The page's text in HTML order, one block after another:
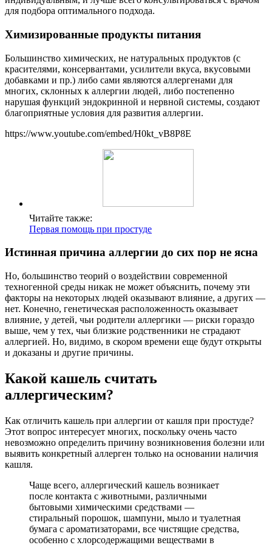
для подбора оптимального подхода.
Химизированные продукты питания
Большинство химических, не натуральных продуктов (с
красителями, консервантами, усилители вкуса, вкусовыми
добавками и пр.) либо сами являются аллергенами для
многих, склонных к аллергии людей, либо постепенно
нарушая функций эндокринной и нервной системы, создают
благоприятные условия для развития аллергии.
https://www.youtube.com/embed/H0kt_vB8P8E
Читайте также:
Первая помощь при простуде
Истинная причина аллергии до сих пор не ясна
Но, большинство теорий о воздействии современной
техногенной среды никак не может объяснить, почему эти
факторы на некоторых людей оказывают влияние, а других —
нет. Конечно, генетическая расположенность оказывает
влияние, у детей, чьи родители аллергики — риски гораздо
выше, чем у тех, чьи близкие родственники не страдают
аллергией. Но, видимо, в скором времени еще будут открыты
и доказаны и другие причины.
Какой кашель считать
аллергическим?
Как отличить кашель при аллергии от кашля при простуде?
Этот вопрос интересует многих, поскольку очень часто
невозможно определить причину возникновения болезни или
выявить конкретный аллерген только на основании наличия
кашля.
Чаще всего, аллергический кашель возникает
после контакта с животными, различными
бытовыми химическими средствами —
стиральный порошок, шампуни, мыло и туалетная
бумага с ароматизаторами, все чистящие средства,
особенно с хлорсодержащими веществами в